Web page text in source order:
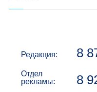
Редакция: 8
Отдел
рекламы:
8